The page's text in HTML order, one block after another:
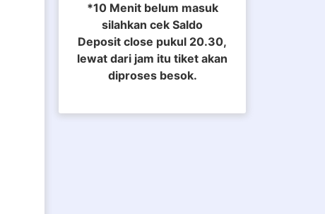
*10 Menit belum masuk
silahkan cek Saldo
Deposit close pukul 20.30,
lewat dari jam itu tiket akan
diproses besok.